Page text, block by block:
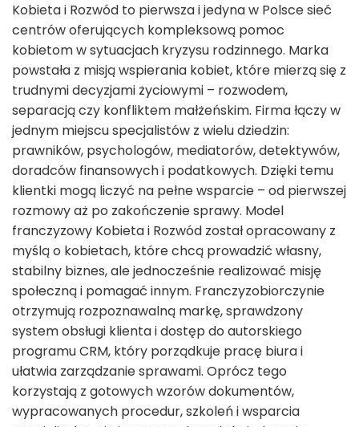
Kobieta i Rozwód to pierwsza i jedyna w Polsce sieć
centrów oferujących kompleksową pomoc
kobietom w sytuacjach kryzysu rodzinnego. Marka
powstała z misją wspierania kobiet, które mierzą się z
trudnymi decyzjami życiowymi – rozwodem,
separacją czy konfliktem małżeńskim. Firma łączy w
jednym miejscu specjalistów z wielu dziedzin:
prawników, psychologów, mediatorów, detektywów,
doradców finansowych i podatkowych. Dzięki temu
klientki mogą liczyć na pełne wsparcie – od pierwszej
rozmowy aż po zakończenie sprawy. Model
franczyzowy Kobieta i Rozwód został opracowany z
myślą o kobietach, które chcą prowadzić własny,
stabilny biznes, ale jednocześnie realizować misję
społeczną i pomagać innym. Franczyzobiorczynie
otrzymują rozpoznawalną markę, sprawdzony
system obsługi klienta i dostęp do autorskiego
programu CRM, który porządkuje pracę biura i
ułatwia zarządzanie sprawami. Oprócz tego
korzystają z gotowych wzorów dokumentów,
wypracowanych procedur, szkoleń i wsparcia